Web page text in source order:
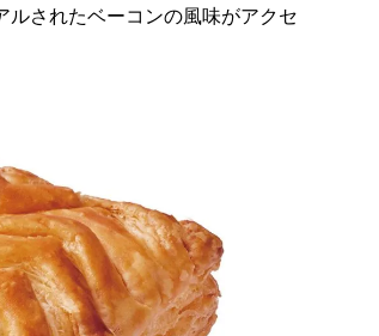
されたベーコンの風味がアクセ